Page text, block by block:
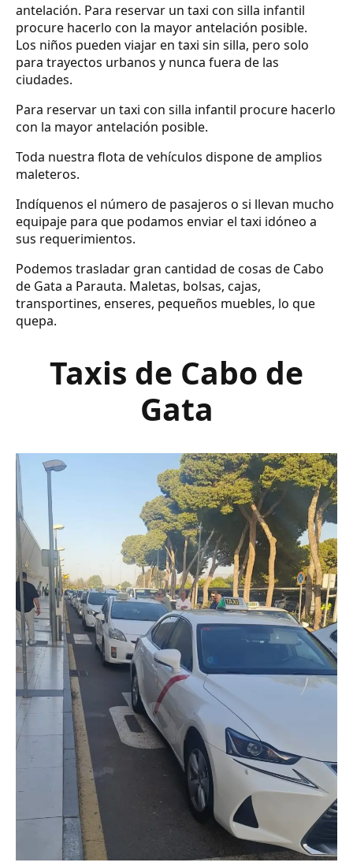
antelación. Para reservar un taxi con silla infantil
procure hacerlo con la mayor antelación posible.
Los niños pueden viajar en taxi sin silla, pero solo
para trayectos urbanos y nunca fuera de las
ciudades.
Para reservar un taxi con silla infantil procure hacerlo
con la mayor antelación posible.
Toda nuestra flota de vehículos dispone de amplios
maleteros.
Indíquenos el número de pasajeros o si llevan mucho
equipaje para que podamos enviar el taxi idóneo a
sus requerimientos.
Podemos trasladar gran cantidad de cosas de Cabo
de Gata a Parauta. Maletas, bolsas, cajas,
transportines, enseres, pequeños muebles, lo que
quepa.
Taxis de Cabo de
Gata